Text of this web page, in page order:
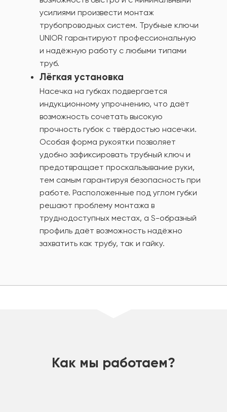
усилиями произвести монтаж
трубопроводных систем. Трубные ключи
UNIOR гарантируют профессиональную
и надёжную работу с любыми типами
труб.
Лёгкая установка
Насечка на губках подвергается
индукционному упрочнению, что даёт
возможность сочетать высокую
прочность губок с твёрдостью насечки.
Особая форма рукоятки позволяет
удобно зафиксировать трубный ключ и
предотвращает проскальзывание руки,
тем самым гарантируя безопасность при
работе. Расположенные под углом губки
решают проблему монтажа в
труднодоступных местах, а S-образный
профиль даёт возможность надёжно
захватить как трубу, так и гайку.
Как мы работаем?